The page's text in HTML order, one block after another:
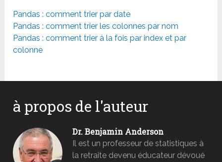
Pandas : comment trier par date
Pandas : comment trier les colonnes par nom
Pandas : comment trier à la fois par index et par
colonne
à propos de l'auteur
Dr. Benjamin Anderson
Il est un professeur de statistiques à
la retraite devenu éducateur dévoué